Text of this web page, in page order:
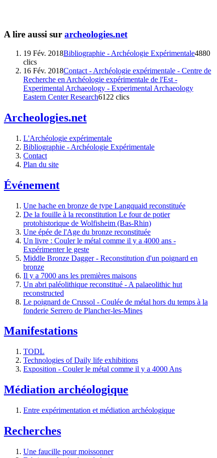
A lire aussi sur archeologies.net
19 Fév. 2018Bibliographie - Archéologie Expérimentale4880
clics
16 Fév. 2018Contact - Archéologie expérimentale - Centre de
Recherche en Archéologie expérimentale de l'Est -
Experimental Archaeology - Experimental Archaeology
Eastern Center Research6122 clics
Archeologies.net
L'Archéologie expérimentale
Bibliographie - Archéologie Expérimentale
Contact
Plan du site
Événement
Une hache en bronze de type Langquaid reconstituée
De la fouille à la reconstitution Le four de potier
protohistorique de Wolfisheim (Bas-Rhin)
Une épée de l'Age du bronze reconstituée
Un livre : Couler le métal comme il y a 4000 ans -
Expérimenter le geste
Middle Bronze Dagger - Reconstitution d'un poignard en
bronze
Il y a 7000 ans les premières maisons
Un abri paléolithique reconstitué - A palaeolithic hut
reconstructed
Le poignard de Crussol - Coulée de métal hors du temps à la
fonderie Serrero de Plancher-les-Mines
Manifestations
TODL
Technologies of Daily life exhibitions
Exposition - Couler le métal comme il y a 4000 Ans
Médiation archéologique
Entre expérimentation et médiation archéologique
Recherches
Une faucille pour moissonner